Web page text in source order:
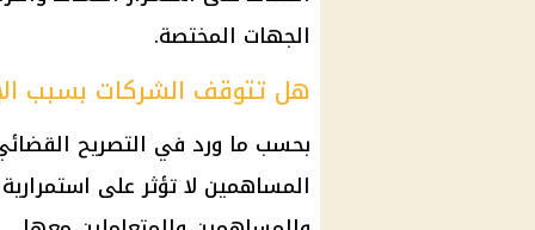
الجهات المختصة.
هل تتوقف الشركات بسبب
بحسب ما ورد في التصريح
المساهمين لا تؤثر على